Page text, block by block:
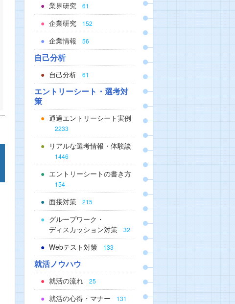
業界研究 61
企業研究 152
企業情報 56
自己分析
自己分析 61
エントリーシート・選考対
策
通過エントリーシート実例
2233
リアルな選考情報・体験談
1446
エントリーシートの書き方
154
面接対策 215
グループワーク・
ディスカッション対策
32
Webテスト対策 133
就活ノウハウ
就活の流れ 25
就活の心得・マナー 131